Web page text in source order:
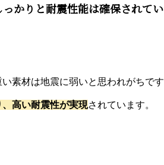
かりと耐震性能は確保されて
素材は地震に弱いと思われがちで
高い耐震性が実現されています。